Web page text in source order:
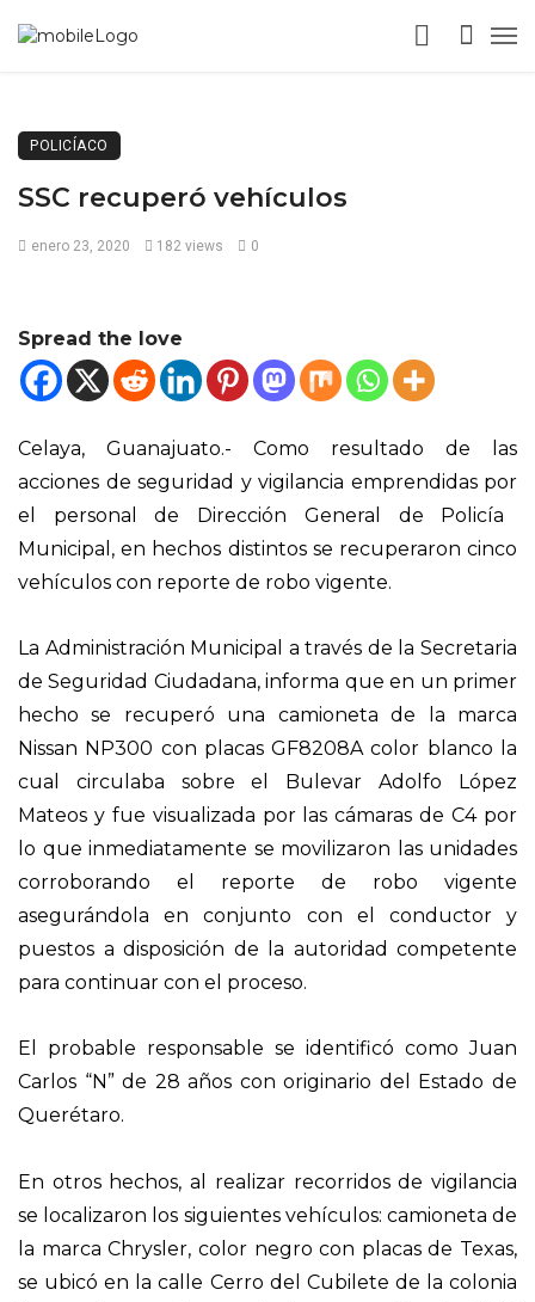
POLICÍACO
SSC recuperó vehículos
enero 23, 2020 182 views 0
Spread the love
Celaya, Guanajuato.- Como resultado de las
acciones de seguridad y vigilancia emprendidas por
el personal de Dirección General de Policía
Municipal, en hechos distintos se recuperaron cinco
vehículos con reporte de robo vigente.
La Administración Municipal a través de la Secretaria
de Seguridad Ciudadana, informa queen un primer
hecho se recuperó una camioneta de la marca
Nissan NP300 con placas GF8208A color blanco la
cual circulaba sobre el Bulevar Adolfo López
Mateos y fue visualizada por las cámaras de C4 por
lo que inmediatamente se movilizaron las unidades
corroborando el reporte de robo vigente
asegurándola en conjunto con el conductor y
puestos a disposición de la autoridad competente
para continuar con el proceso.
El probable responsable se identificó como Juan
Carlos “N” de 28 años con originario del Estado de
Querétaro.
En otros hechos,al realizar recorridos de vigilancia
se localizaron los siguientes vehículos: camioneta de
la marca Chrysler, color negro con placas de Texas,
se ubicó en la calle Cerro del Cubilete de la colonia